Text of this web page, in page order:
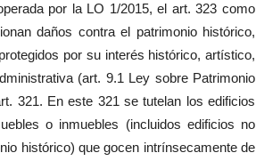
por la LO 1/2015, el art. 323 como
daños contra el patrimonio histórico,
por su interés histórico, artístico,
(art. 9.1 Ley sobre Patrimonio
321. En este 321 se tutelan los edificios
o inmuebles (incluidos edificios no
histórico) que gocen intrínsecamente de